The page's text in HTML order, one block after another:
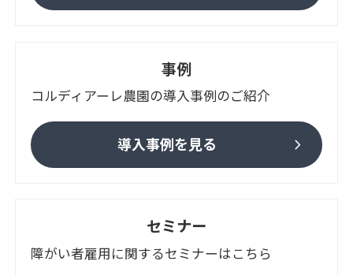
事例
コルディアーレ農園の導入事例のご紹介
導入事例を見る chevron_right
セミナー
障がい者雇用に関するセミナーはこちら